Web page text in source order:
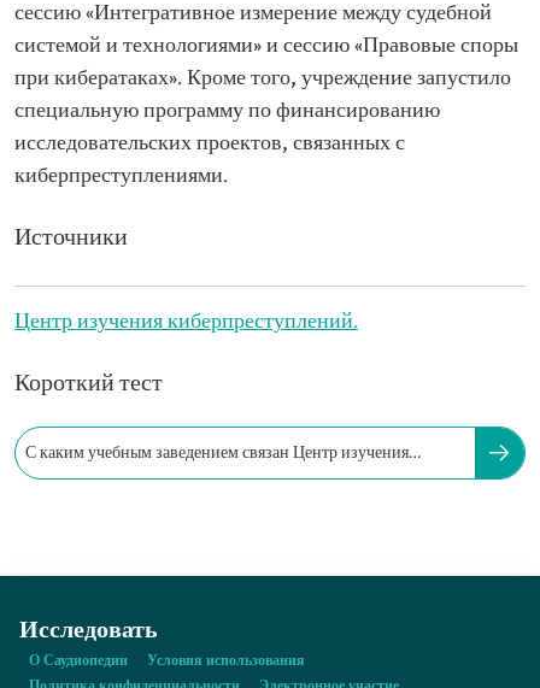
сессию «Интегративное измерение между судебной
системой и технологиями» и сессию «Правовые споры
при кибератаках». Кроме того, учреждение запустило
специальную программу по финансированию
исследовательских проектов, связанных с
киберпреступлениями.
Источники
Центр изучения киберпреступлений.
Короткий тест
С каким учебным заведением связан Центр изучения
Исследовать
О Саудиопедии
Условия использования